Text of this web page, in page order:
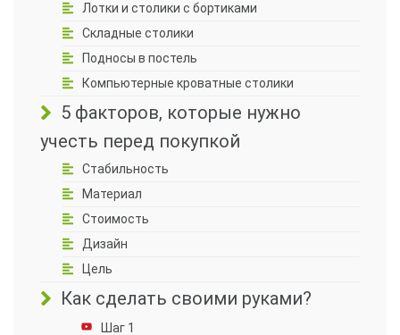
Лотки и столики с бортиками
Складные столики
Подносы в постель
Компьютерные кроватные столики
5 факторов, которые нужно
учесть перед покупкой
Стабильность
Материал
Стоимость
Дизайн
Цель
Как сделать своими руками?
Шаг 1